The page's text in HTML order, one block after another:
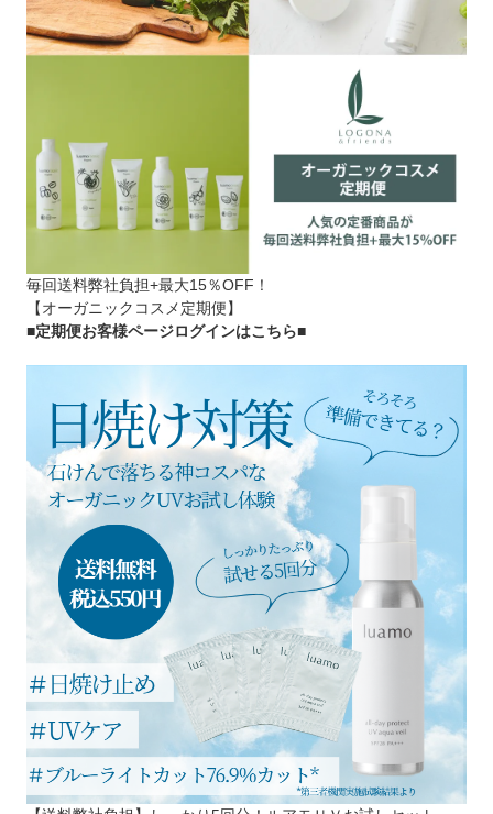
毎回送料弊社負担+最大15％OFF！
【オーガニックコスメ定期便】
■定期便お客様ページログインはこちら■